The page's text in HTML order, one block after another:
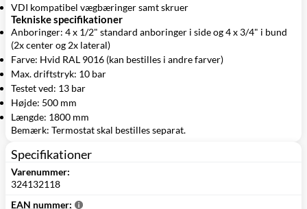
VDI kompatibel vægbæringer samt skruer
Tekniske specifikationer
Anboringer: 4 x 1/2" standard anboringer i side og 4 x 3/4" i bund
(2x center og 2x lateral)
Farve: Hvid RAL 9016 (kan bestilles i andre farver)
Max. driftstryk: 10 bar
Testet ved: 13 bar
Højde: 500 mm
Længde: 1800 mm
Bemærk: Termostat skal bestilles separat.
Specifikationer
Varenummer:
324132118
EAN nummer: